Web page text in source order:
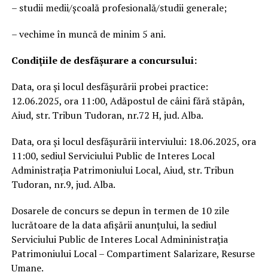
– studii medii/școală profesională/studii generale;
– vechime în muncă de minim 5 ani.
Condițiile de desfășurare a concursului:
Data, ora și locul desfășurării probei practice:
12.06.2025, ora 11:00, Adăpostul de câini fără stăpân,
Aiud, str. Tribun Tudoran, nr.72 H, jud. Alba.
Data, ora și locul desfășurării interviului: 18.06.2025, ora
11:00, sediul Serviciului Public de Interes Local
Administraţia Patrimoniului Local, Aiud, str. Tribun
Tudoran, nr.9, jud. Alba.
Dosarele de concurs se depun în termen de 10 zile
lucrătoare de la data afișării anunțului, la sediul
Serviciului Public de Interes Local Admininistrația
Patrimoniului Local – Compartiment Salarizare, Resurse
Umane.